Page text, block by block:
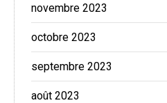
novembre 2023
octobre 2023
septembre 2023
août 2023